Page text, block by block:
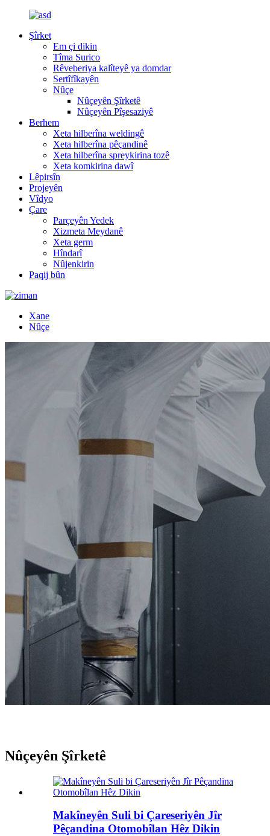
Şîrket
Em çi dikin
Tîma Surico
Rêveberiya kalîteyê ya domdar
Sertîfîkayên
Nûçe
Nûçeyên Şîrketê
Nûçeyên Pîşesaziyê
Berhem
Xeta hilberîna weldingê
Xeta hilberîna pêçandinê
Xeta hilberîna spreykirina tozê
Xeta komkirina dawî
Lêpirsîn
Projeyên
Vîdyo
Çare
Parçeyên Yedek
Xizmeta Meydanê
Xeta germ
Hîndarî
Nûjenkirin
Paqij bûn
Xane
Nûçe
Nûçeyên Şîrketê
Makîneyên Suli bi Çareseriyên Jîr
Pêçandina Otomobîlan Hêz Dikin